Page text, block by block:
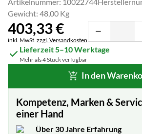
Gewicht: 48,00 Kg
403,33€
Steuerhinweis:
inkl. MwSt. zzgl. Versandkosten
Lieferzeit 5–10 Werktage
Mehr als 4 Stück verfügbar
In den
Kompetenz, Marken &
einer Hand
Über 30 Jahre Erfahrung